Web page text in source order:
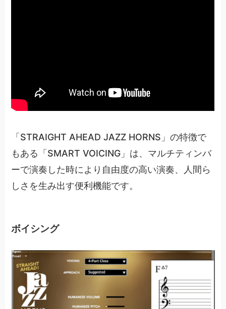
「STRAIGHT AHEAD JAZZ HORNS」の特徴で
もある「SMART VOICING」は、マルチティンバ
ーで演奏した時により自由度の高い演奏、人間ら
しさを生み出す便利機能です。
ボイシング